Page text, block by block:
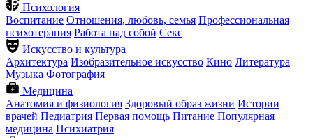
Психология
Воспитание Отношения, любовь, семья Профессиональная
психотерапия Работа над собой Секс
Искусство и культура
Архитектура Изобразительное искусство Кино Литература
Музыка Фотография
Медицина
Анатомия и физиология Здоровый образ жизни Истории
врачей Педиатрия Первая помощь Питание Популярная
медицина Психиатрия